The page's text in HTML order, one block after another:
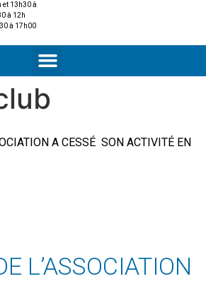
et 13h30 à
à 12h
à 17h00
A CESSÉ SON ACTIVITÉ EN
L’ASSOCIATION